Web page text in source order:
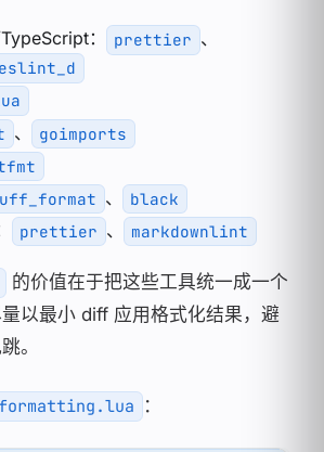
： prettier 、
eslint_d
、 goimports
、 black
prettier 、 markdownlint
的价值在于把这些工具统一成一个
以最小 diff 应用格式化结果，避
。
：